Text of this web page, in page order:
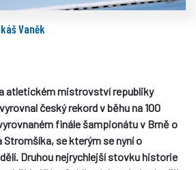
Vaněk
atletickém mistrovství republiky
český rekord v běhu na 100
finále šampionátu v Brně o
se kterým se nyní o
Druhou nejrychlejší stovku historie